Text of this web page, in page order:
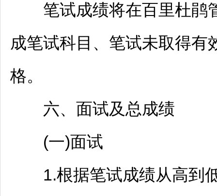
笔试成绩将在百里杜鹃
成笔试科目、笔试未取得有
格。
六、面试及总成绩
(一)面试
1.根据笔试成绩从高到